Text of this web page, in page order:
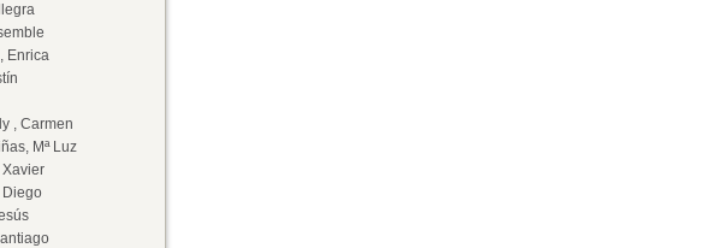
Enrica
, Carmen
Mª Luz
Diego